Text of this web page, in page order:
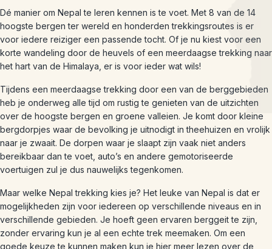
Dé manier om Nepal te leren kennen is te voet. Met 8 van de 14
hoogste bergen ter wereld en honderden trekkingsroutes is er
voor iedere reiziger een passende tocht. Of je nu kiest voor een
korte wandeling door de heuvels of een meerdaagse trekking naar
het hart van de Himalaya, er is voor ieder wat wils!
Tijdens een meerdaagse trekking door een van de berggebieden
heb je onderweg alle tijd om rustig te genieten van de uitzichten
over de hoogste bergen en groene valleien. Je komt door kleine
bergdorpjes waar de bevolking je uitnodigt in theehuizen en vrolijk
naar je zwaait. De dorpen waar je slaapt zijn vaak niet anders
bereikbaar dan te voet, auto’s en andere gemotoriseerde
voertuigen zul je dus nauwelijks tegenkomen.
Maar welke Nepal trekking kies je? Het leuke van Nepal is dat er
mogelijkheden zijn voor iedereen op verschillende niveaus en in
verschillende gebieden. Je hoeft geen ervaren berggeit te zijn,
zonder ervaring kun je al een echte trek meemaken. Om een
goede keuze te kunnen maken kun je hier meer lezen over de